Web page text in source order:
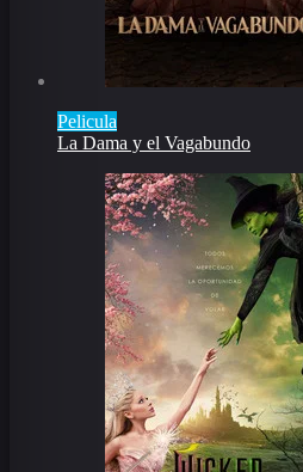
Pelicula
La Dama y el Vagabundo